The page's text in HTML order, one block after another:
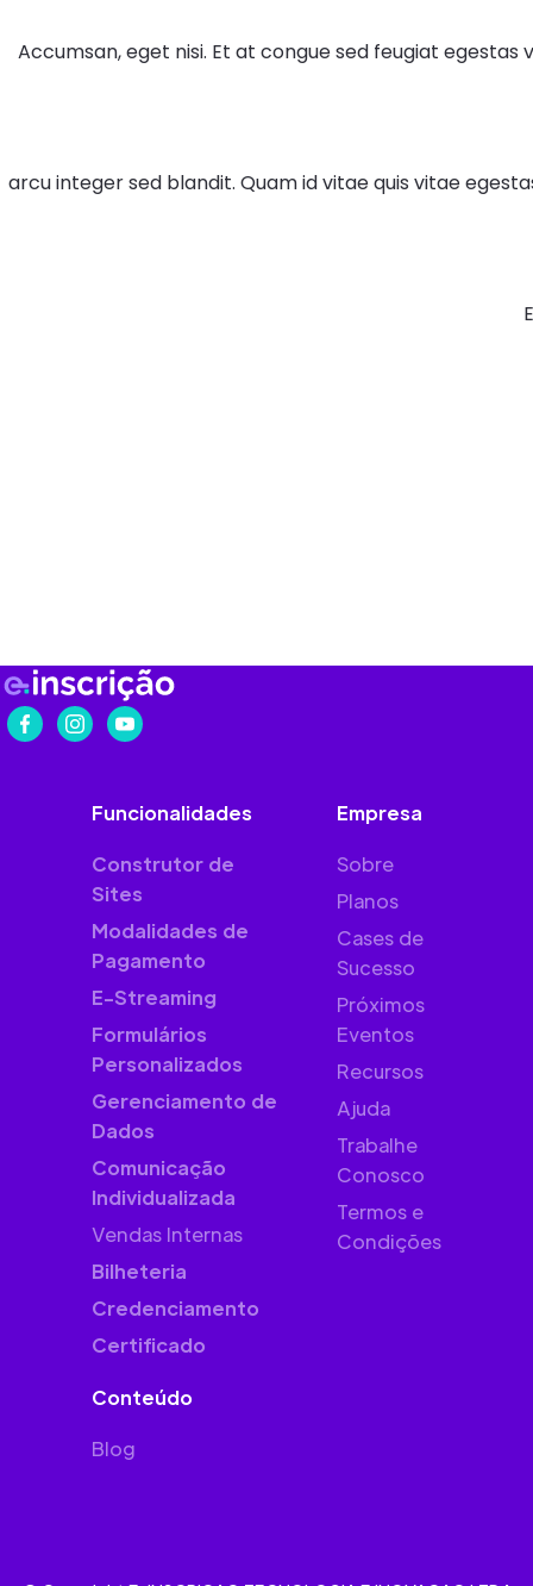
Accumsan, eget nisi. Et at congue sed feugiat
arcu integer sed blandit. Quam id vitae quis vitae
Funcionalidades
Construtor de
Sites
Modalidades de
Pagamento
E-Streaming
Formulários
Personalizados
Gerenciamento de
Dados
Comunicação
Individualizada
Vendas Internas
Bilheteria
Credenciamento
Certificado
Empresa
Sobre
Planos
Cases de
Sucesso
Próximos
Eventos
Recursos
Ajuda
Trabalhe
Conosco
Termos e
Condições
Conteúdo
Blog